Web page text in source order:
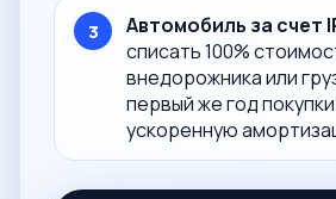
3 Автомобиль за счет
списать 100%
внедорожника или
первый же год
ускоренную